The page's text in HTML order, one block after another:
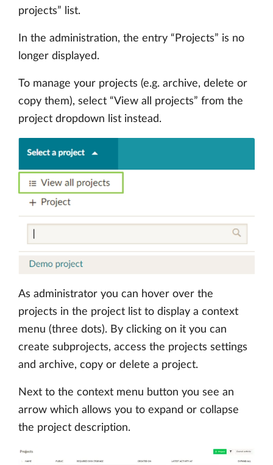
projects” list.
In the administration, the entry “Projects” is no
longer displayed.
To manage your projects (e.g. archive, delete or
copy them), select “View all projects” from the
project dropdown list instead.
As administrator you can hover over the
projects in the project list to display a context
menu (three dots). By clicking on it you can
create subprojects, access the projects settings
and archive, copy or delete a project.
Next to the context menu button you see an
arrow which allows you to expand or collapse
the project description.